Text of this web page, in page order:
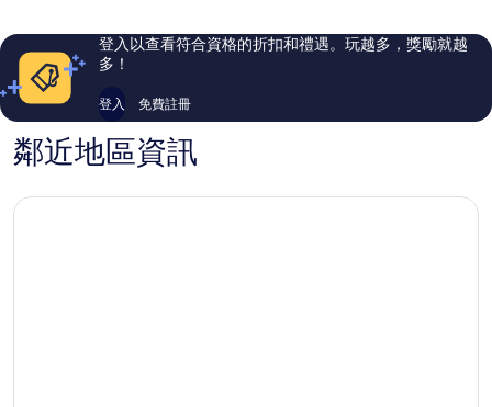
評
論
評
論
登入以查看符合資格的折扣和禮遇。玩越多，獎勵就越
多！
登入 免費註冊
鄰近地區資訊